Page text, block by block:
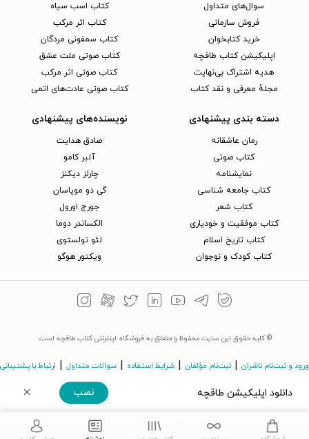
دانلود اپلیکیشن طاقچه نصب
دریافت مستقیم اپلیکیشن
سوال‌های متداول
فروش سازمانی
خرید کتابخوان
اپلیکیشن کتاب طاقچه
هدیه اشتراک بی‌نهایت
مجلهٔ معرفی و نقد کتاب
کتاب اسب سیاه
کتاب اثر مرکب
کتاب سمفونی مردگان
کتاب صوتی ملت عشق
کتاب صوتی اثر مرکب
کتاب صوتی عادت‌های اتمی
دسته بندی پیشنهادی
رمان عاشقانه
کتاب‌ صوتی
نمایشنامه
کتاب جامعه شناسی
کتاب شعر
کتاب موفقیت و خودیاری
کتاب تاریخ اسلام
کتاب کودک و نوجوان
نویسنده‌های پیشنهادی
صادق هدایت
آلبر کامو
چارلز دیکنز
گی دو موپاسان
جورج اورول
الکساندر دوما
لئو تولستوی
ویکتور هوگو
© کلیه حقوق این سایت محفوظ و متعلق به فروشگاه اینترنتی کتاب طاقچه است.
ورود و ثبت‌نام ناشران ثبت‌نام مؤلفان شرایط استفاده سوالات متداول ارتباط با پشتیبانی
©Taaghche.com 3.243.11